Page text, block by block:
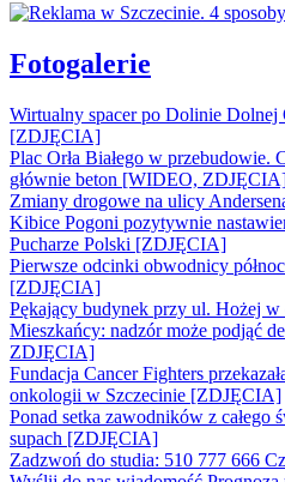
Fotogalerie
Wirtualny spacer po Dolinie Dolnej
[ZDJĘCIA]
Plac Orła Białego w przebudowie.
głównie beton [WIDEO,
Zmiany drogowe na ulicy
Kibice Pogoni pozytywnie
Pucharze Polski [ZDJĘCIA]
Pierwsze odcinki obwodnicy
[ZDJĘCIA]
Pękający budynek przy ul. Hożej w
Mieszkańcy: nadzór może podjąć
ZDJĘCIA]
Fundacja Cancer Fighters
onkologii w Szczecinie [ZDJĘCIA]
Ponad setka zawodników z całego
supach [ZDJĘCIA]
Zadzwoń do studia: 510 777 666